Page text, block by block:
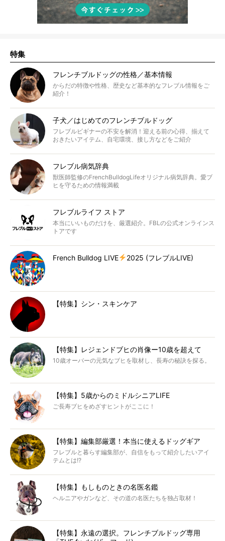
特集
フレンチブルドッグの性格／基本情報
からだの特徴や性格、歴史など基本的なフレブル情報をご
紹介！
子犬／はじめてのフレンチブルドッグ
フレブルビギナーの不安を解消！迎える前の心得、揃えて
おきたいアイテム、自宅環境、接し方などをご紹介
フレブル病気辞典
獣医師監修のFrenchBulldogLifeオリジナル病気辞典。愛ブ
ヒを守るための情報満載
フレブルライフ ストア
本当にいいものだけを、厳選紹介。FBLの公式オンラインス
トアです
French Bulldog LIVE 2025 (フレブルLIVE)
【特集】シン・スキンケア
【特集】レジェンドブヒの肖像ー10歳を超えて
10歳オーバーの元気なブヒを取材し、長寿の秘訣を探る。
【特集】5歳からのミドルシニアLIFE
ご長寿ブヒをめざすヒントがここに！
【特集】編集部厳選！本当に使えるドッグギア
フレブルと暮らす編集部が、自信をもって紹介したいアイ
テムとは!?
【特集】もしものときの名医名鑑
ヘルニアやガンなど、その道の名医たちを独占取材！
【特集】永遠の選択。フレンチブルドッグ専用